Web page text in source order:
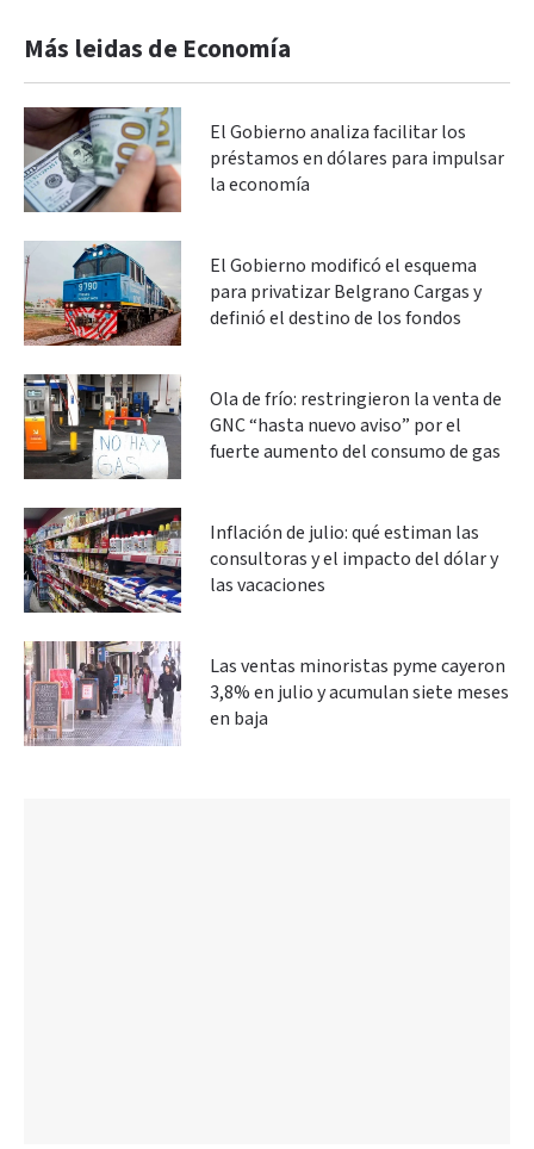
Más leidas de Economía
El Gobierno analiza facilitar los
préstamos en dólares para impulsar
la economía
El Gobierno modificó el esquema
para privatizar Belgrano Cargas y
definió el destino de los fondos
Ola de frío: restringieron la venta de
GNC “hasta nuevo aviso” por el
fuerte aumento del consumo de gas
Inflación de julio: qué estiman las
consultoras y el impacto del dólar y
las vacaciones
Las ventas minoristas pyme cayeron
3,8% en julio y acumulan siete meses
en baja